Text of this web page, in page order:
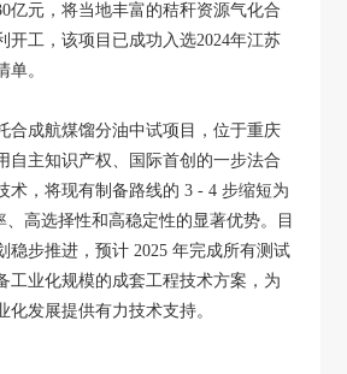
亿元，将当地丰富的秸秆资源气化合
开工，该项目已成功入选2024年江苏
单。
合成航煤馏分油中试项目，位于重庆
自主知识产权、国际首创的一步法合
术，将现有制备路线的 3 - 4 步缩短为
、高选择性和高稳定性的显著优势。目
稳步推进，预计 2025 年完成所有测试
工业化规模的成套工程技术方案，为
化发展提供有力技术支持。